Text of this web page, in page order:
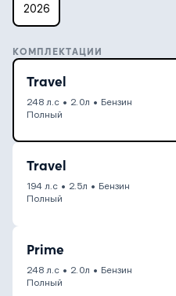
2026
КОМПЛЕКТАЦИИ
Travel
248 л.с • 2.0л • Бензин
Полный
Travel
194 л.с • 2.5л • Бензин
Полный
Prime
248 л.с • 2.0л • Бензин
Полный